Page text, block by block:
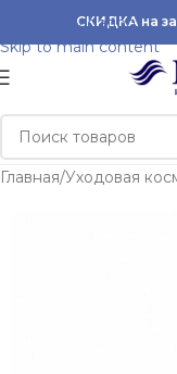
Skip to navigation
Skip to main content
СКИДКА на
Главная/Уходовая